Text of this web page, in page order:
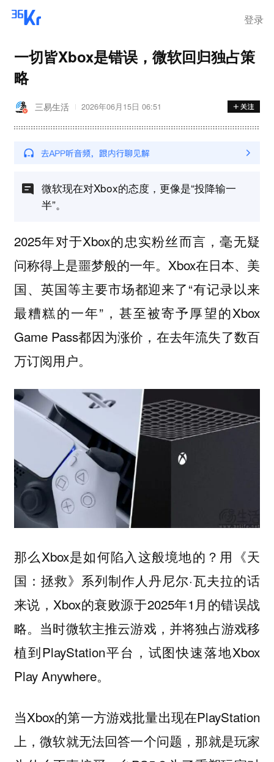
登录
一切皆Xbox是错误，微软回归独占策
略
三易生活 2026年06月15日 06:51
微软现在对Xbox的态度，更像是“投降输一
半”。
2025年对于Xbox的忠实粉丝而言，毫无疑
问称得上是噩梦般的一年。Xbox在日本、美
国、英国等主要市场都迎来了“有记录以来
最糟糕的一年”，甚至被寄予厚望的Xbox
Game Pass都因为涨价，在去年流失了数百
万订阅用户。
那么Xbox是如何陷入这般境地的？用《天
国：拯救》系列制作人丹尼尔·瓦夫拉的话
来说，Xbox的衰败源于2025年1月的错误战
略。当时微软主推云游戏，并将独占游戏移
植到PlayStation平台，试图快速落地Xbox
Play Anywhere。
当Xbox的第一方游戏批量出现在PlayStation
上，微软就无法回答一个问题，那就是玩家